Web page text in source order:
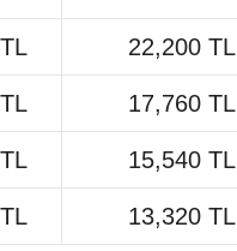
22,200 TL
17,760 TL
15,540 TL
13,320 TL